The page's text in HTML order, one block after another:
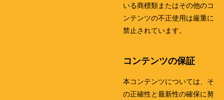
いる商標類またはその他のコ
ンテンツの不正使用は厳重に
禁止されています。
コンテンツの保証
本コンテンツについては、そ
の正確性と最新性の確保に努